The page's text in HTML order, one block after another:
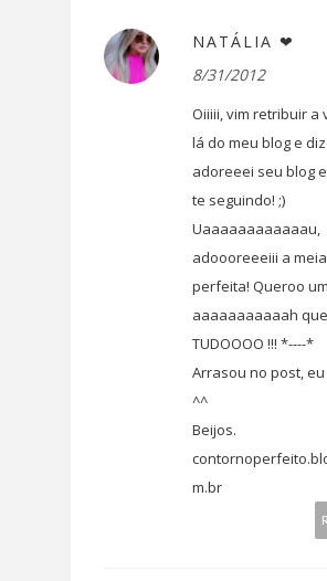
NATÁLIA ❤
8/31/2012
Oiiiii, vim retribuir a
lá do meu blog e
adoreeei seu blog
te seguindo! ;)
Uaaaaaaaaaaaau,
adoooreeeiii a meia
perfeita! Queroo
aaaaaaaaaaah que
TUDOOOO !!! *----*
Arrasou no post,
^^
Beijos.
m.br